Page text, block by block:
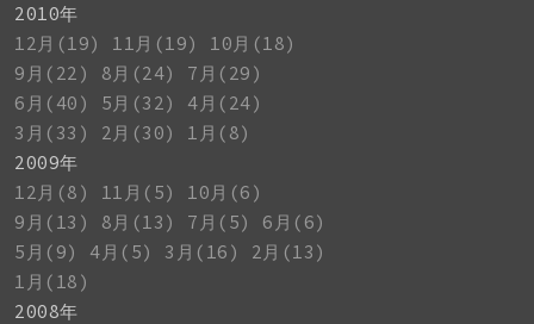
2010年
12月(19)
11月(19)
10月(18)
9月(22)
8月(24)
7月(29)
6月(40)
5月(32)
4月(24)
3月(33)
2月(30)
1月(8)
2009年
12月(8)
11月(5)
10月(6)
9月(13)
8月(13) 7月(5)
6月(6)
5月(9)
4月(5) 3月(16)
2月(13)
1月(18)
2008年